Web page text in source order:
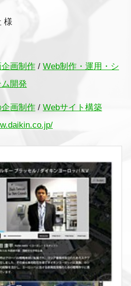
様
画制作/ Web制作・運用・シ
開発
画制作/ Webサイト構築